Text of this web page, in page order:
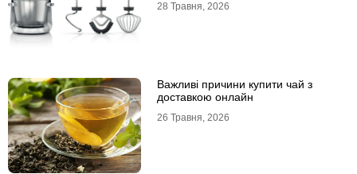
28 Травня, 2026
Важливі причини купити чай з
доставкою онлайн
26 Травня, 2026